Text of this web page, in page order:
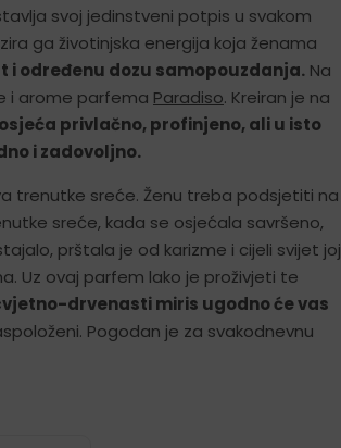
svoj jedinstveni potpis u svakom
ga životinjska energija koja ženama
i određenu dozu samopouzdanja. Na
i arome parfema Paradiso. Kreiran je na
privlačno, profinjeno, ali u isto
i zadovoljno.
trenutke sreće. Ženu treba podsjetiti na
sreće, kada se osjećala savršeno,
prštala je od karizme i cijeli svijet joj
Uz ovaj parfem lako je proživjeti te
drvenasti miris ugodno će vas
Pogodan je za svakodnevnu